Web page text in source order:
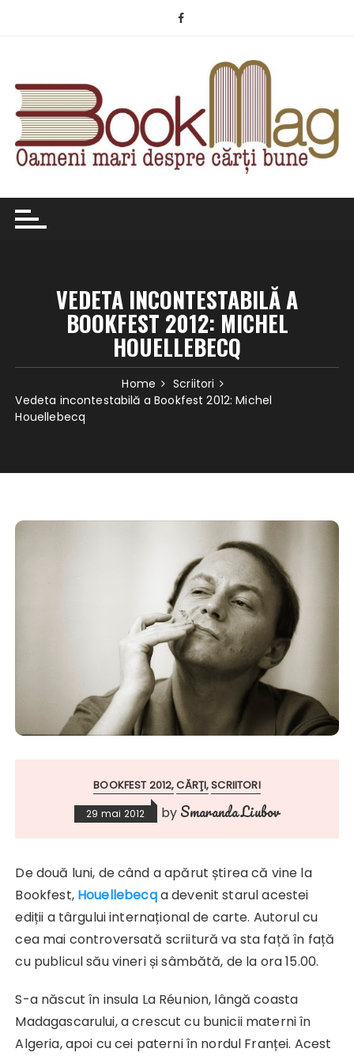
VEDETA INCONTESTABILĂ A
BOOKFEST 2012: MICHEL
HOUELLEBECQ
Home
Scriitori
Vedeta incontestabilă a Bookfest 2012: Michel
Houellebecq
BOOKFEST 2012 CĂRŢI SCRIITORI
29 mai 2012 by Smaranda Liubov
De două luni, de când a apărut știrea că vine la
Bookfest, Houellebecqa devenit starul acestei
ediții a târgului internațional de carte. Autorul cu
cea mai controversată scriitură va sta față în față
cu publicul său vineri și sâmbătă, de la ora 15.00.
S-a născut în insula La Réunion, lângă coasta
Madagascarului, a crescut cu bunicii materni în
Algeria, apoi cu cei paterni în nordul Franței. Acest